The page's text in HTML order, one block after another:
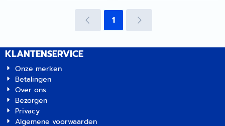
Artikelnummer 8036301
Artikelnummer 8036302
1
KLANTENSERVICE
Onze merken
Betalingen
Over ons
Bezorgen
Privacy
Algemene voorwaarden